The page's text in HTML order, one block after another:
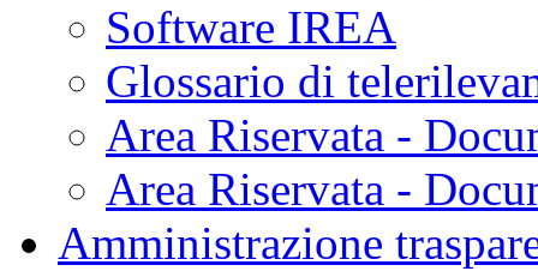
Software IREA
Glossario di
Area Riservata -
Area Riservata -
Amministrazione